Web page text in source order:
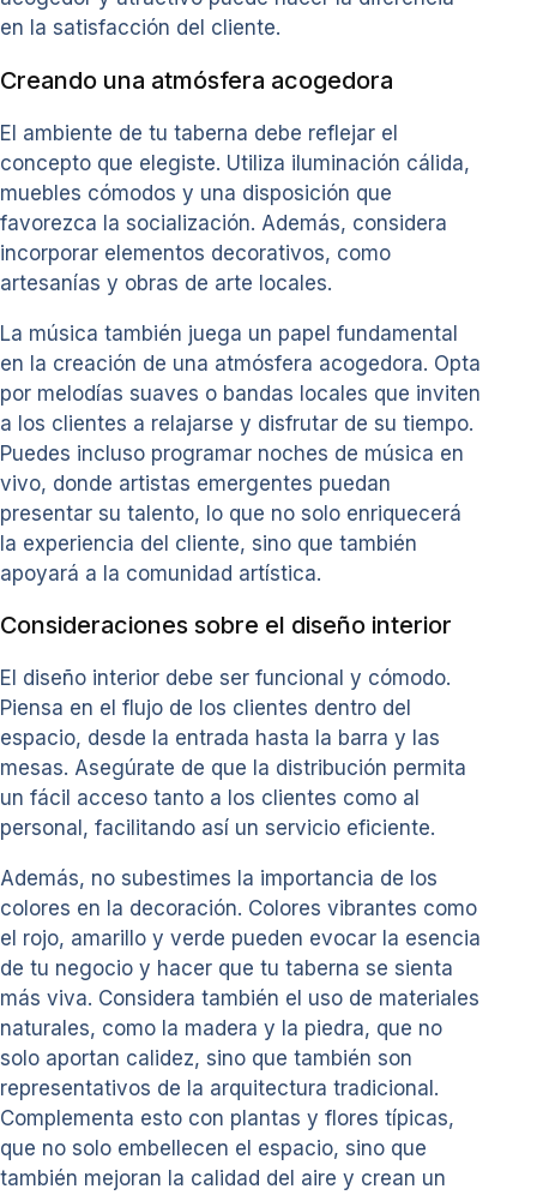
en la satisfacción del cliente.
Creando una atmósfera acogedora
El ambiente de tu taberna debe reflejar el
concepto que elegiste. Utiliza iluminación cálida,
muebles cómodos y una disposición que
favorezca la socialización. Además, considera
incorporar elementos decorativos, como
artesanías y obras de arte locales.
La música también juega un papel fundamental
en la creación de una atmósfera acogedora. Opta
por melodías suaves o bandas locales que inviten
a los clientes a relajarse y disfrutar de su tiempo.
Puedes incluso programar noches de música en
vivo, donde artistas emergentes puedan
presentar su talento, lo que no solo enriquecerá
la experiencia del cliente, sino que también
apoyará a la comunidad artística.
Consideraciones sobre el diseño interior
El diseño interior debe ser funcional y cómodo.
Piensa en el flujo de los clientes dentro del
espacio, desde la entrada hasta la barra y las
mesas. Asegúrate de que la distribución permita
un fácil acceso tanto a los clientes como al
personal, facilitando así un servicio eficiente.
Además, no subestimes la importancia de los
colores en la decoración. Colores vibrantes como
el rojo, amarillo y verde pueden evocar la esencia
de tu negocio y hacer que tu taberna se sienta
más viva. Considera también el uso de materiales
naturales, como la madera y la piedra, que no
solo aportan calidez, sino que también son
representativos de la arquitectura tradicional.
Complementa esto con plantas y flores típicas,
que no solo embellecen el espacio, sino que
también mejoran la calidad del aire y crean un